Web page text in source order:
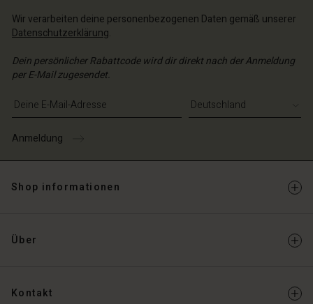
Wir verarbeiten deine personenbezogenen Daten gemäß unserer
Datenschutzerklärung.
Dein persönlicher Rabattcode wird dir direkt nach der Anmeldung
per E-Mail zugesendet.
E-Mail-Adresse eingeben
Anmeldung
Shop informationen
Über
Kontakt